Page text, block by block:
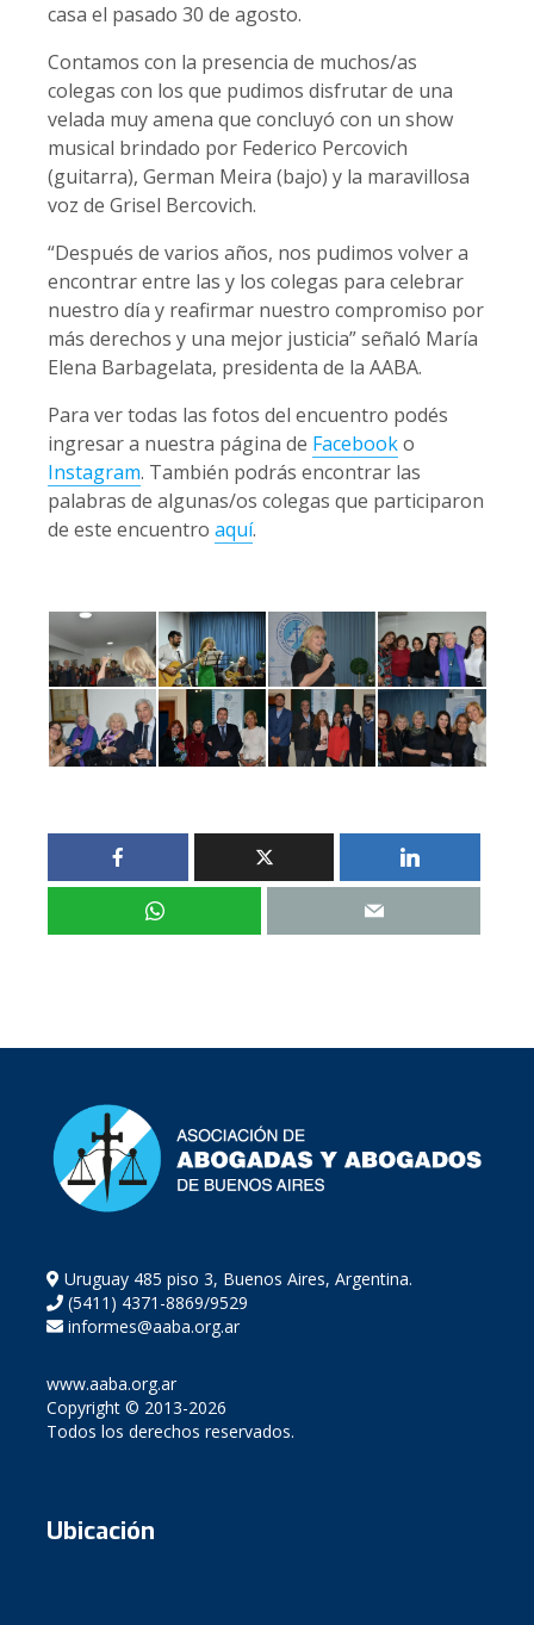
casa el pasado 30 de agosto.
Contamos con la presencia de muchos/as
colegas con los que pudimos disfrutar de una
velada muy amena que concluyó con un show
musical brindado por Federico Percovich
(guitarra), German Meira (bajo) y la maravillosa
voz de Grisel Bercovich.
“Después de varios años, nos pudimos volver a
encontrar entre las y los colegas para celebrar
nuestro día y reafirmar nuestro compromiso por
más derechos y una mejor justicia” señaló María
Elena Barbagelata, presidenta de la AABA.
Para ver todas las fotos del encuentro podés
ingresar a nuestra página de Facebooko
Instagram. También podrás encontrar las
palabras de algunas/os colegas que participaron
de este encuentro aquí.
Uruguay 485 piso 3, Buenos Aires, Argentina.
(5411) 4371-8869/9529
informes@aaba.org.ar
www.aaba.org.ar
Copyright © 2013-2026
Todos los derechos reservados.
Ubicación